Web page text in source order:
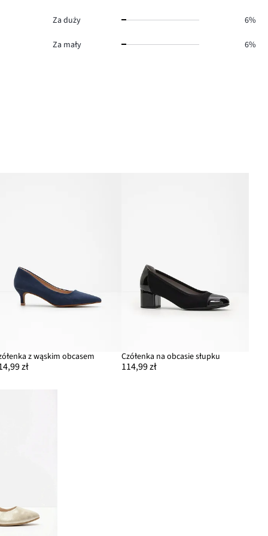
Za duży 6%
Za mały 6%
z wąskim obcasem
zł
Czółenka na obcasie słupku
114,99 zł